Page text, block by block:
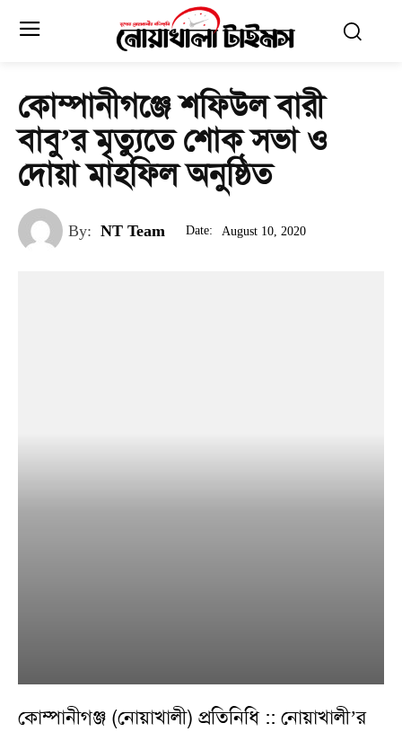
কোম্পানীগঞ্জে শফিউল বারী
বাবু’র মৃত্যুতে শোক সভা ও
দোয়া মাহফিল অনুষ্ঠিত
By: NT Team Date: August 10, 2020
কোম্পানীগঞ্জ (নোয়াখালী) প্রতিনিধি :: নোয়াখালী’র